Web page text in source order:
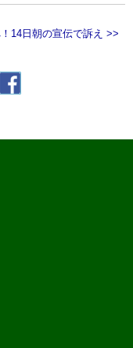
14日朝の宣伝で訴え >>